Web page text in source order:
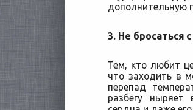
дополнительную
3. Не бросаться
Тем, кто любит
что заходить в
перепад
разбегу